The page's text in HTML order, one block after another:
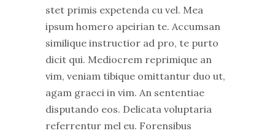
stet primis expetenda cu vel. Mea
ipsum homero apeirian te. Accumsan
similique instructior ad pro, te purto
dicit qui. Mediocrem reprimique an
vim, veniam tibique omittantur duo ut,
agam graeci in vim. An sententiae
disputando eos. Delicata voluptaria
referrentur mel eu. Forensibus